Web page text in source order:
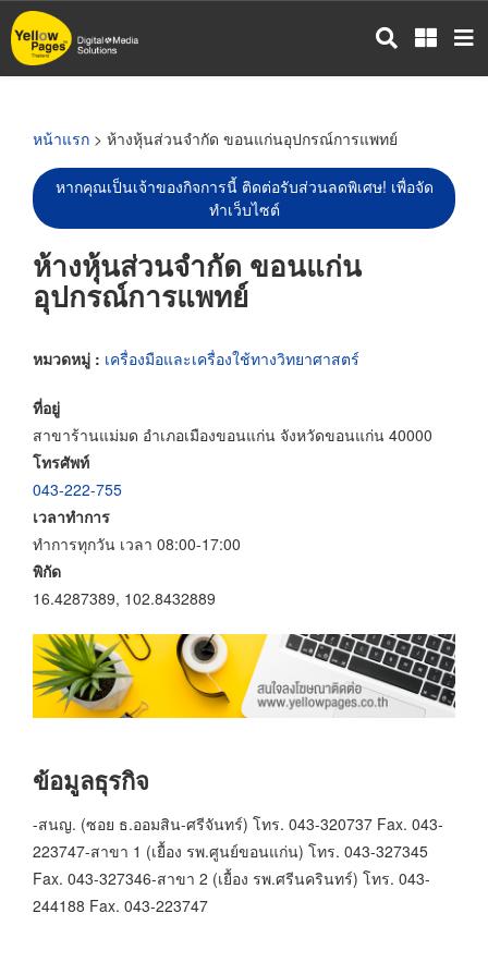
ข้าม
ไป
หน้าแรก > ห้างหุ้นส่วนจำกัด ขอนแก่นอุปกรณ์การแพทย์
หากคุณเป็นเจ้าของกิจการนี้ ติดต่อรับส่วนลดพิเศษ! เพื่อจัด
ทำเว็บไซต์
ห้างหุ้นส่วนจำกัด ขอนแก่น
อุปกรณ์การแพทย์
หมวดหมู่ : เครื่องมือและเครื่องใช้ทางวิทยาศาสตร์
ที่อยู่
สาขาร้านแม่มด อำเภอเมืองขอนแก่น จังหวัดขอนแก่น 40000
โทรศัพท์
043-222-755
เวลาทำการ
ทำการทุกวัน เวลา 08:00-17:00
พิกัด
16.4287389, 102.8432889
ข้อมูลธุรกิจ
-สนญ. (ซอย ธ.ออมสิน-ศรีจันทร์) โทร. 043-320737 Fax. 043-
223747-สาขา 1 (เยื้อง รพ.ศูนย์ขอนแก่น) โทร. 043-327345
Fax. 043-327346-สาขา 2 (เยื้อง รพ.ศรีนครินทร์) โทร. 043-
244188 Fax. 043-223747